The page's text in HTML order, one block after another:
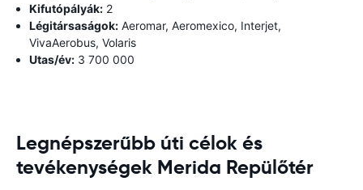
Kifutópályák: 2
Légitársaságok: Aeromar, Aeromexico, Interjet,
VivaAerobus, Volaris
Utas/év: 3 700 000
Legnépszerűbb úti célok és
tevékenységek Merida Repülőtér